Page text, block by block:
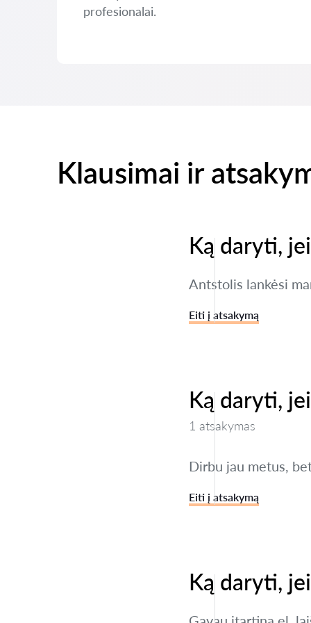
profesionalai.
Klausimai ir
Ką daryti,
Antstolis lankėsi
Eiti į atsakymą
Ką daryti,
1 atsakymas
Dirbu jau metus,
Eiti į atsakymą
Ką daryti,